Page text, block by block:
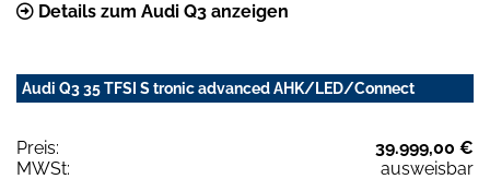
Details zum Audi Q3 anzeigen
Audi Q3 35 TFSI S tronic advanced AHK/LED/Connect
Preis:
39.999,00 €
MWSt:
ausweisbar